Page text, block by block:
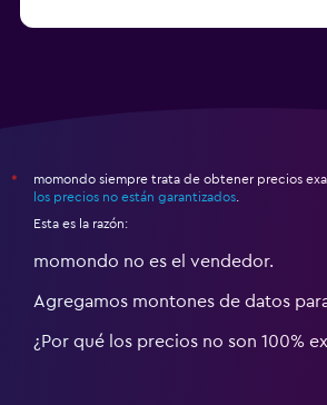
*
momondo siempre trata de obtener precios
los precios no están garantizados
Esta es la razón:
momondo no es el vendedor.
Agregamos montones de datos
¿Por qué los precios no son 100%